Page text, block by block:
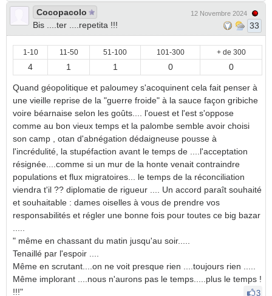
Cocopacolo
Bis ....ter ....repetita !!!
12 Novembre 2024
33
1-10 11-50 51-100 101-300 + de 300
4 1 1 0 0
Quand géopolitique et paloumey s'acoquinent cela fait penser à
une vieille reprise de la "guerre froide" à la sauce façon gribiche
voire béarnaise selon les goûts.... l'ouest et l'est s'oppose
comme au bon vieux temps et la palombe semble avoir choisi
son camp , otan d'abnégation dédaigneuse pousse à
l'incrédulité, la stupéfaction avant le temps de ....l'acceptation
résignée....comme si un mur de la honte venait contraindre
populations et flux migratoires... le temps de la réconciliation
viendra t'il ?? diplomatie de rigueur .... Un accord paraît souhaité
et souhaitable : dames oiselles à vous de prendre vos
responsabilités et régler une bonne fois pour toutes ce big bazar
" même en chassant du matin jusqu'au soir.....
Tenaillé par l'espoir ....
Même en scrutant....on ne voit presque rien ....toujours rien .....
Même implorant ....nous n'aurons pas le temps.....plus le temps !
!!!"
3